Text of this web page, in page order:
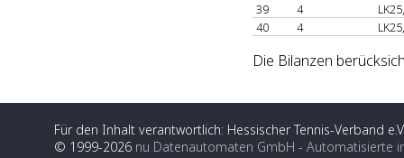
39
4
40
4
Die Bilanzen
Für den Inhalt verantwortlich: Hessischer Tennis-Verband
© 1999-2026 nu Datenautomaten GmbH - Automatisierte